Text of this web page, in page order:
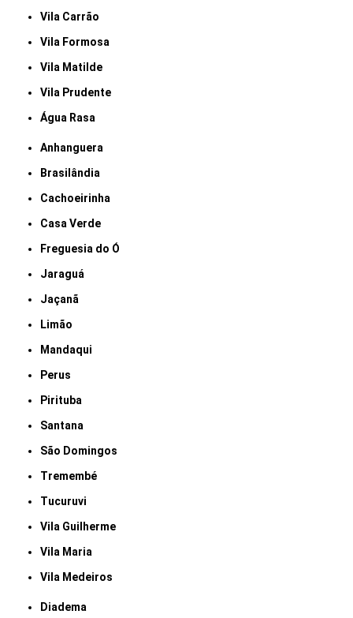
Vila Carrão
Vila Formosa
Vila Matilde
Vila Prudente
Água Rasa
Anhanguera
Brasilândia
Cachoeirinha
Casa Verde
Freguesia do Ó
Jaraguá
Jaçanã
Limão
Mandaqui
Perus
Pirituba
Santana
São Domingos
Tremembé
Tucuruvi
Vila Guilherme
Vila Maria
Vila Medeiros
Diadema